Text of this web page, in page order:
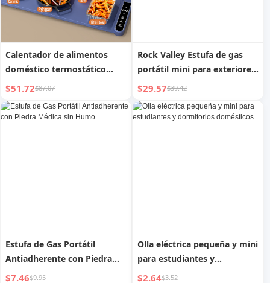
Calentador de alimentos
doméstico termostático
inteligente, placa calefactora
rectangular multifuncional
$51.72$87.07
Rock Valley Estufa de gas
portátil mini para exteriores,
estufa pequeña para casa,
estufa de gas para tetera
caliente, estufa de gas
$29.57$39.42
Estufa de Gas Portátil
Antiadherente con Piedra
Médica sin Humo
$7.46$9.95
Olla eléctrica pequeña y mini
para estudiantes y
dormitorios domésticos
$2.64$3.52